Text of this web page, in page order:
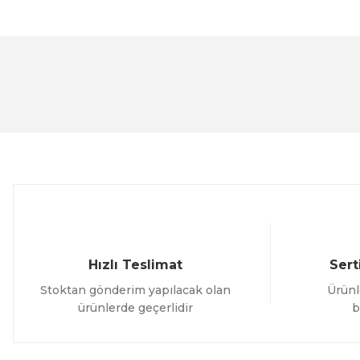
Hızlı Teslimat
Stoktan gönderim yapılacak olan
ürünlerde geçerlidir